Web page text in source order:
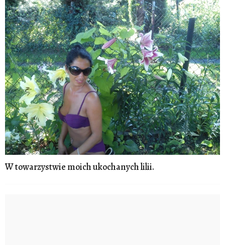
W towarzystwie moich ukochanych lilii.